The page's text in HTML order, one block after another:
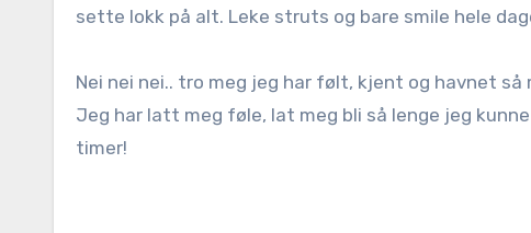
sette lokk på alt. Leke struts og bare smile hele
Nei nei nei.. tro meg jeg har følt, kjent og havnet
Jeg har latt meg føle, lat meg bli så lenge jeg
timer!